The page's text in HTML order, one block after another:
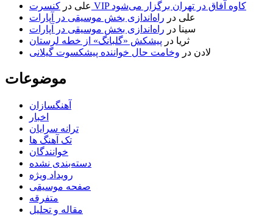
علی در
کنسرت VIP کاوه آفاق در تهران برگزار می‌شود
علی در راه‌اندازی بخش موسیقی در آپارات
سینا در راه‌اندازی بخش موسیقی در آپارات
ثریا در پیشکش «گلبانگ» از خطه لرستان
لادن در وخامت حال خواننده پیشکسوت گیلانی
موضوعات
آهنگسازان
اخبار
ترانه سرایان
تک آهنگ ها
خوانندگان
دسته‌بندی نشده
رویداد ویژه
صفحه موسیقی
متفرقه
مقاله و تحلیل